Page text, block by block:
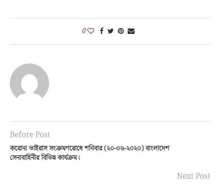
0
Before Post
করোনা ভাইরাস সংক্রমণরোধে শনিবার (২০-০৬-২০২০) বাংলাদেশ
সেনাবাহিনীর বিভিন্ন কার্যক্রম।
Next Post